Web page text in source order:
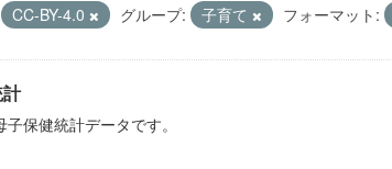
CC-BY-4.0 グループ: 子育て フォーマット:
保健統計データです。